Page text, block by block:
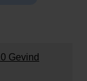
Gevind